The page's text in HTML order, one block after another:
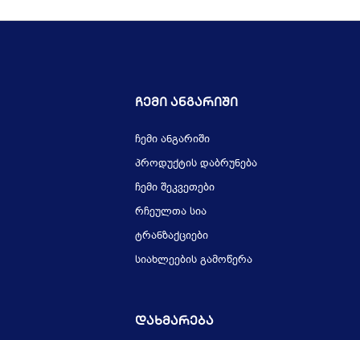
Ჩემი Ანგარიში
ჩემი ანგარიში
პროდუქტის დაბრუნება
ჩემი შეკვეთები
რჩეულთა სია
ტრანზაქციები
სიახლეების გამოწერა
Დახმარება